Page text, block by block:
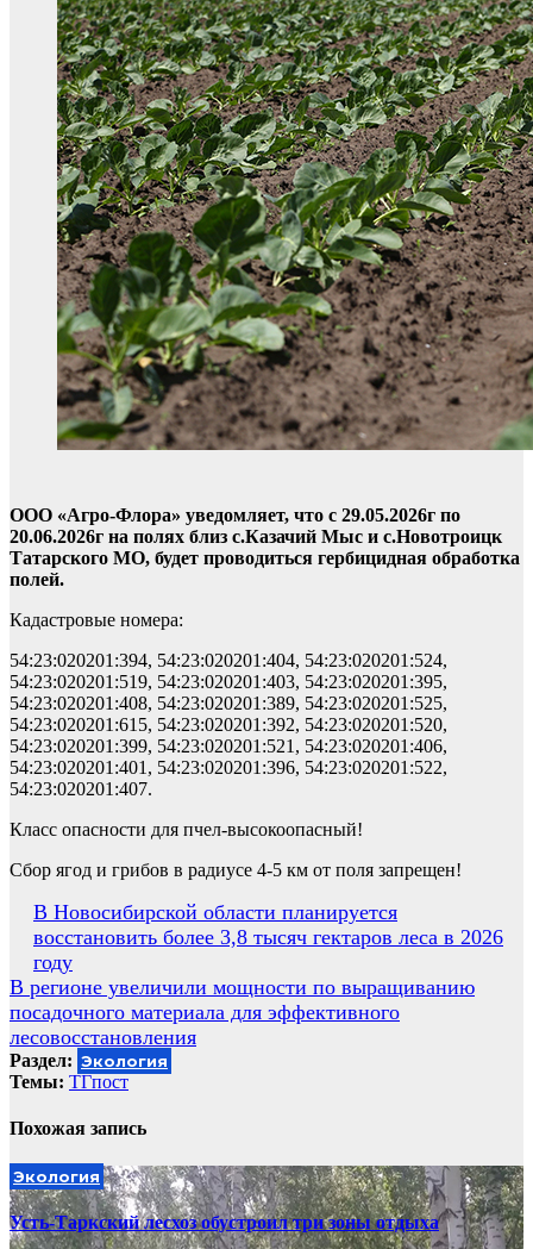
ООО «Агро-Флора» уведомляет, что с 29.05.2026г по
20.06.2026г на полях близ с.Казачий Мыс и с.Новотроицк
Татарского МО, будет проводиться гербицидная обработка
полей.
Кадастровые номера:
54:23:020201:394, 54:23:020201:404, 54:23:020201:524,
54:23:020201:519, 54:23:020201:403, 54:23:020201:395,
54:23:020201:408, 54:23:020201:389, 54:23:020201:525,
54:23:020201:615, 54:23:020201:392, 54:23:020201:520,
54:23:020201:399, 54:23:020201:521, 54:23:020201:406,
54:23:020201:401, 54:23:020201:396, 54:23:020201:522,
54:23:020201:407.
Класс опасности для пчел-высокоопасный!
Сбор ягод и грибов в радиусе 4-5 км от поля запрещен!
Навигация
по
записям
В Новосибирской области планируется
восстановить более 3,8 тысяч гектаров леса в 2026
году
В регионе увеличили мощности по выращиванию
посадочного материала для эффективного
лесовосстановления
Раздел: Экология
Темы: ТГпост
Похожая запись
Экология
Усть-Таркский лесхоз обустроил три зоны отдыха